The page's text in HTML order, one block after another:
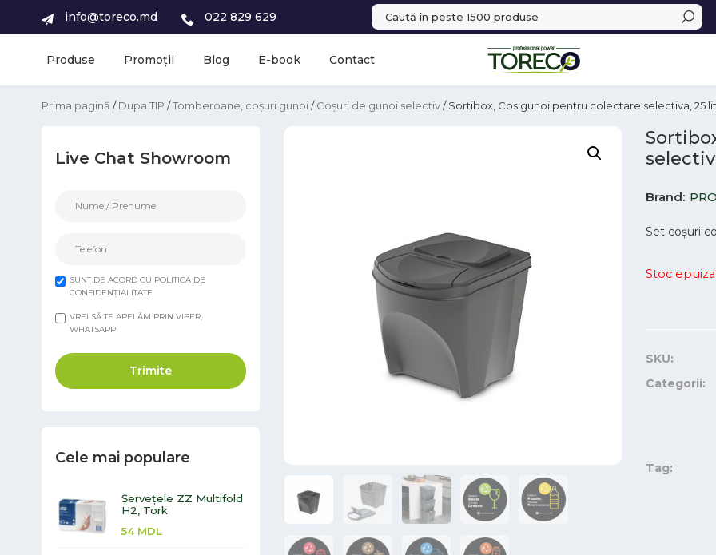
info@toreco.md 022 829 629
Produse Promoții Blog E-book Contact
Prima pagină /Dupa TIP /Tomberoane, coșuri gunoi/Coșuri de gunoi selectiv/ Sortibox, Cos gunoi pentru colectare selectiva, 25
Live Chat Showroom
SUNT DE ACORD CU POLITICA DE
CONFIDENȚIALITATE
VREI SĂ TE APELĂM PRIN VIBER,
WHATSAPP
Trimite
Cele mai populare
Șervețele ZZ Multifold
H2, Tork
54 MDL
Brand
Set coșuri
Stoc
SKU:
Categorii:
Tag: